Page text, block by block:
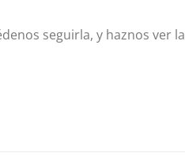
seguirla, y haznos ver la